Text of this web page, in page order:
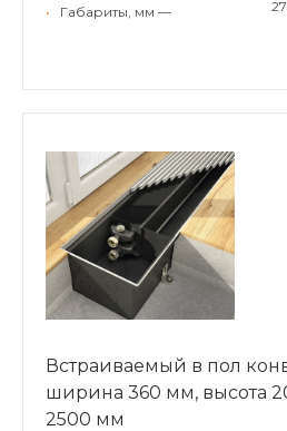
• Габариты, мм —
Встраиваемый в пол
ширина 360 мм, высота
2500 мм